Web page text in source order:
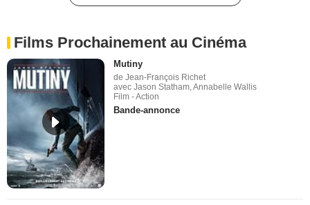
Films Prochainement au Cinéma
Mutiny
de Jean-François Richet
avec Jason Statham, Annabelle Wallis
Film - Action
Bande-annonce